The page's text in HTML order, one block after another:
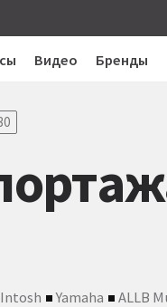
Видео Бренды
Yamaha ALLB